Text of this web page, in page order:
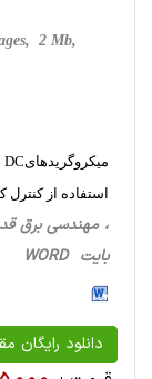
2 Mb,
استفاده از
بایت WORD
دانلود رایگان